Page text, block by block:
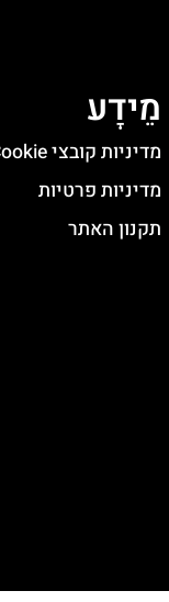
מֵידָע
מדיניות קובצי Cookie
מדיניות פרטיות
תקנון האתר